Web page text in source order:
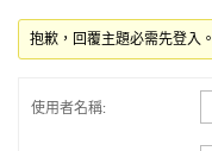
抱歉，回覆主題必需先登入。
使用者名稱: